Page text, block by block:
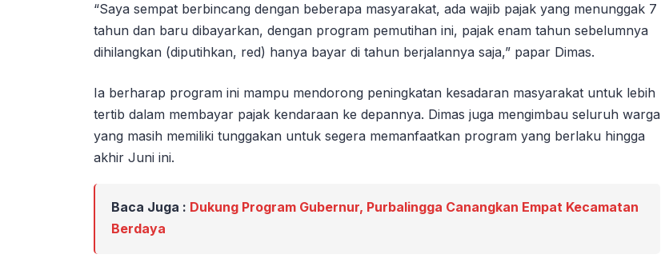
“Saya sempat berbincang dengan beberapa masyarakat, ada wajib pajak yang menunggak 7
tahun dan baru dibayarkan, dengan program pemutihan ini, pajak enam tahun sebelumnya
dihilangkan (diputihkan, red) hanya bayar di tahun berjalannya saja,” papar Dimas.
Ia berharap program ini mampu mendorong peningkatan kesadaran masyarakat untuk lebih
tertib dalam membayar pajak kendaraan ke depannya. Dimas juga mengimbau seluruh warga
yang masih memiliki tunggakan untuk segera memanfaatkan program yang berlaku hingga
akhir Juni ini.
Baca Juga : Dukung Program Gubernur, Purbalingga Canangkan Empat Kecamatan
Berdaya